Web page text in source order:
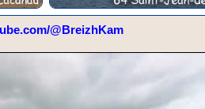
@BreizhKam